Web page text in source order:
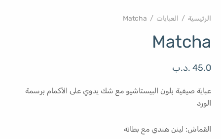
الرئيسية / العبايات /
Matcha
45.0 .د.ب
عباية صيفية بلون البيستاشيو مع شك يدوي على الأكمام برسمة
الورد
القماش: لينن هندي مع بطانة